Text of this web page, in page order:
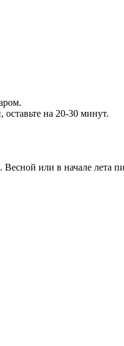
на 20-30 минут.
или в начале лета